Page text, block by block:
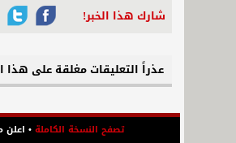
شارك هذا الخبر!
عذراً التعليقات مغلقة على هذا
تصفح النسخة الكاملة• اعلن